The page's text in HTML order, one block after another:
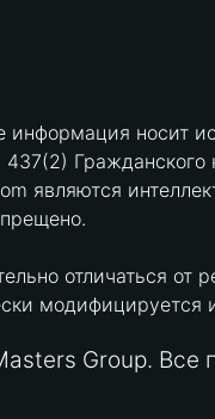
носит
являются
отличаться от
модифицируется
Group. Все